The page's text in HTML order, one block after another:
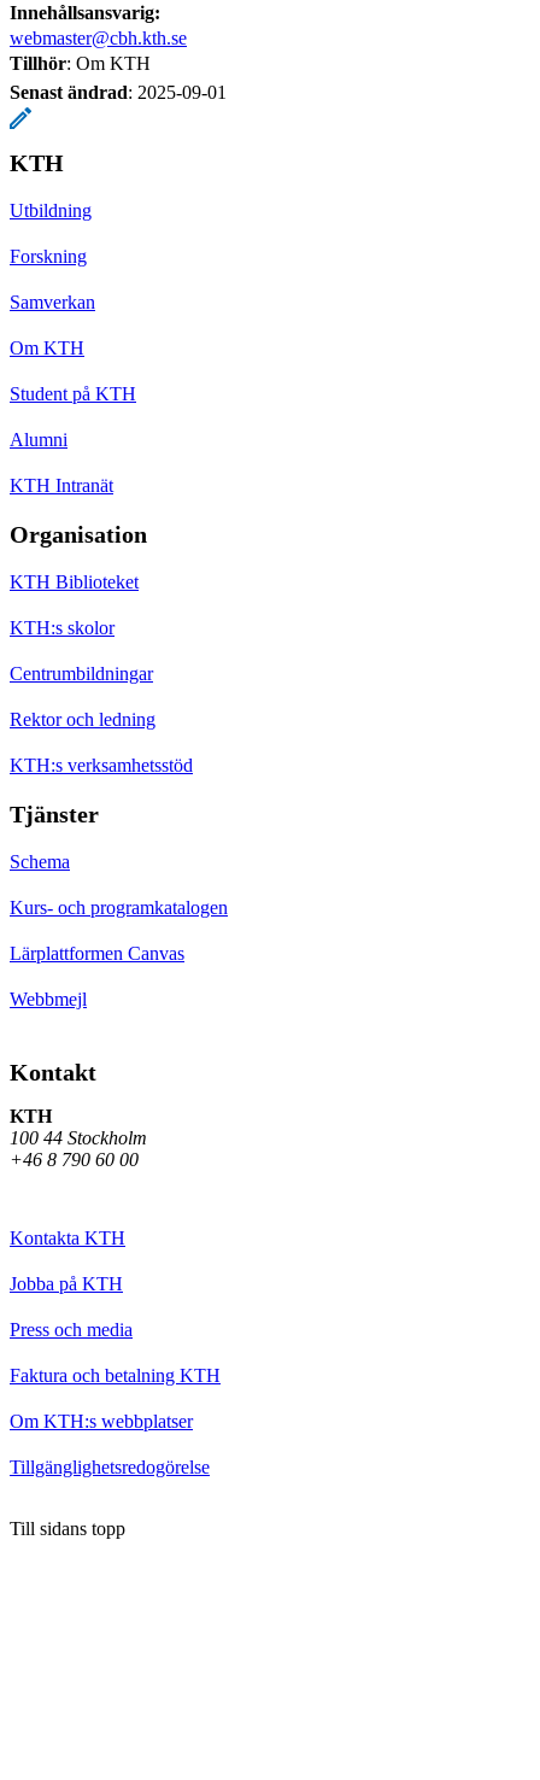
Innehållsansvarig:
webmaster@cbh.kth.se
Tillhör: Om KTH
Senast ändrad: 2025-09-01
KTH
Utbildning
Forskning
Samverkan
Om KTH
Student på KTH
Alumni
KTH Intranät
Organisation
KTH Biblioteket
KTH:s skolor
Centrumbildningar
Rektor och ledning
KTH:s verksamhetsstöd
Tjänster
Schema
Kurs- och programkatalogen
Lärplattformen Canvas
Webbmejl
Kontakt
KTH
100 44 Stockholm
+46 8 790 60 00
Kontakta KTH
Jobba på KTH
Press och media
Faktura och betalning KTH
Om KTH:s webbplatser
Tillgänglighetsredogörelse
Till sidans topp